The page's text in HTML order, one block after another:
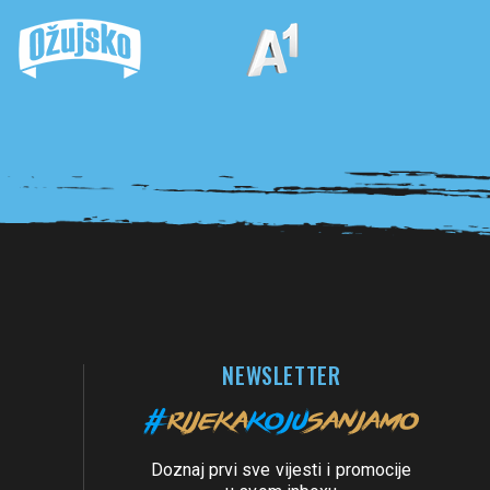
NEWSLETTER
Doznaj prvi sve vijesti i promocije